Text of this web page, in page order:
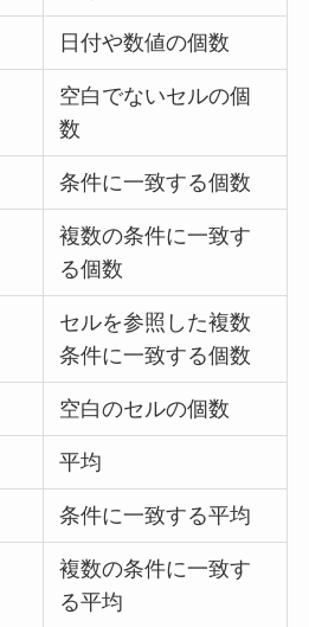
日付や数値の個数
空白でないセルの個
数
条件に一致する個数
複数の条件に一致す
る個数
セルを参照した複数
条件に一致する個数
空白のセルの個数
平均
条件に一致する平均
複数の条件に一致す
る平均